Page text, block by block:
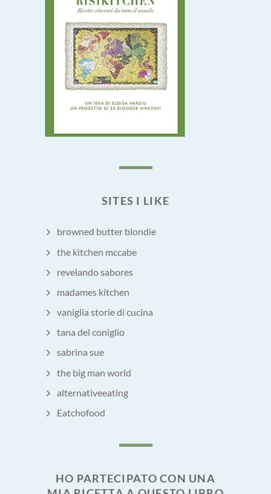
SITES I LIKE
browned butter blondie
the kitchen mccabe
revelando sabores
madames kitchen
vaniglia storie di cucina
tana del coniglio
sabrina sue
the big man world
alternativeeating
Eatchofood
HO PARTECIPATO CON UNA